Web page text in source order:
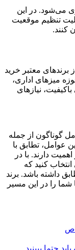
می‌شود. در این
تنظیم موقعیت
کنند.
برندهای معتبر خرید
میزهای اداری،
نیازهای
گوناگون از جمله
عوامل، تطابق با
دارند. با در
میزی انتخاب کنید که
داشته باشد. برند
شما را در این مسیر
حتما ببینید